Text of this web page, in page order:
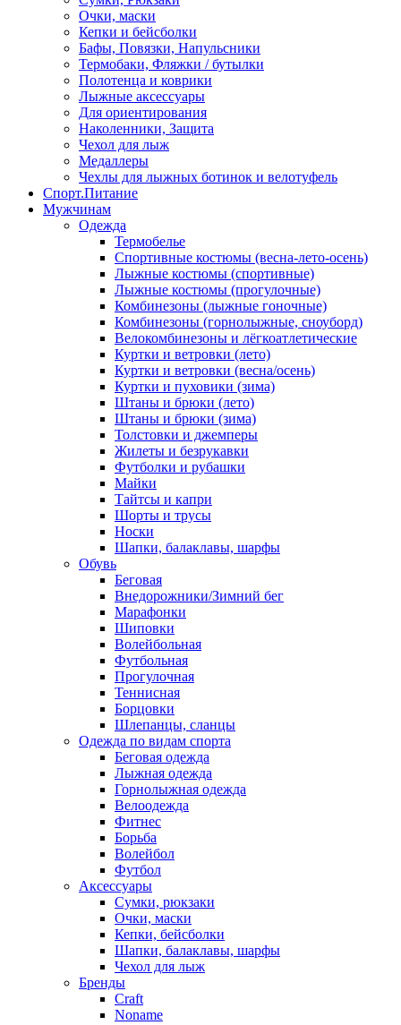
Очки, маски
Кепки и бейсболки
Бафы, Повязки, Напульсники
Термобаки, Фляжки / бутылки
Полотенца и коврики
Лыжные аксессуары
Для ориентирования
Наколенники, Защита
Чехол для лыж
Медаллеры
Чехлы для лыжных ботинок и велотуфель
Спорт.Питание
Мужчинам
Одежда
Термобелье
Спортивные костюмы (весна-лето-осень)
Лыжные костюмы (спортивные)
Лыжные костюмы (прогулочные)
Комбинезоны (лыжные гоночные)
Комбинезоны (горнолыжные, сноуборд)
Велокомбинезоны и лёгкоатлетические
Куртки и ветровки (лето)
Куртки и ветровки (весна/осень)
Куртки и пуховики (зима)
Штаны и брюки (лето)
Штаны и брюки (зима)
Толстовки и джемперы
Жилеты и безрукавки
Футболки и рубашки
Майки
Тайтсы и капри
Шорты и трусы
Носки
Шапки, балаклавы, шарфы
Обувь
Беговая
Внедорожники/Зимний бег
Марафонки
Шиповки
Волейбольная
Футбольная
Прогулочная
Теннисная
Борцовки
Шлепанцы, сланцы
Одежда по видам спорта
Беговая одежда
Лыжная одежда
Горнолыжная одежда
Велоодежда
Фитнес
Борьба
Волейбол
Футбол
Аксессуары
Сумки, рюкзаки
Очки, маски
Кепки, бейсболки
Шапки, балаклавы, шарфы
Чехол для лыж
Бренды
Craft
Noname